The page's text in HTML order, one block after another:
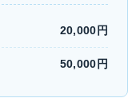
20,000円
50,000円